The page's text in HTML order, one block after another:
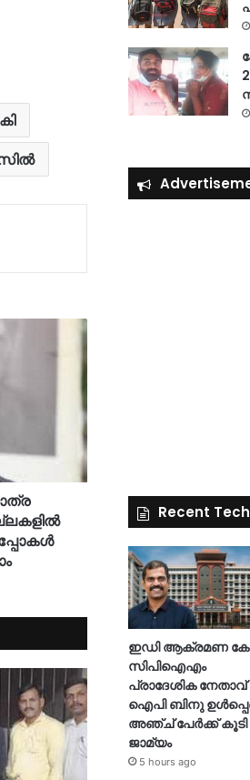
Recent
ഇഡി ആക്രമണ
സിപിഐഎം
പ്രാദേശിക നേതാവ്
ഐപി ബിനു
അഞ്ച് പേർക്ക് കൂടി
ജാമ്യം
5 hours ago